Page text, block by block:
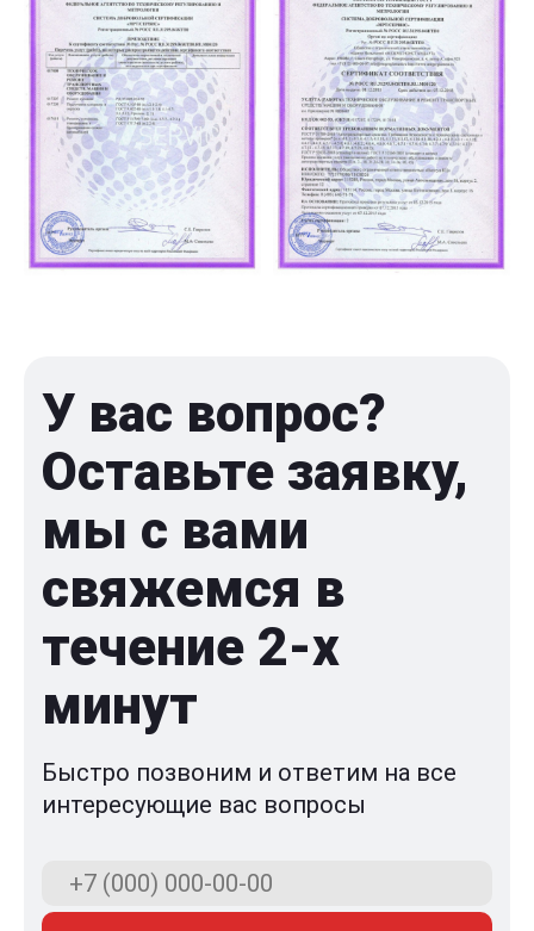
У вас вопрос?
Оставьте заявку,
мы с вами
свяжемся в
течение 2-x
минут
Быстро позвоним и ответим на все
интересующие вас вопросы